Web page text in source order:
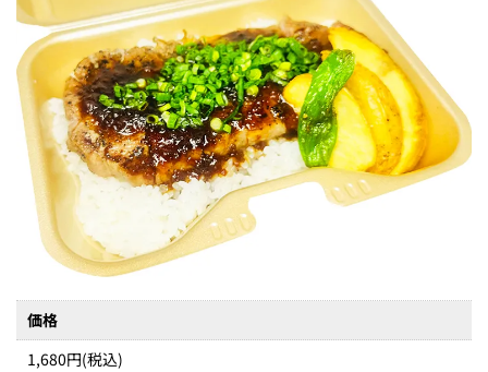
価格
1,680円(税込)